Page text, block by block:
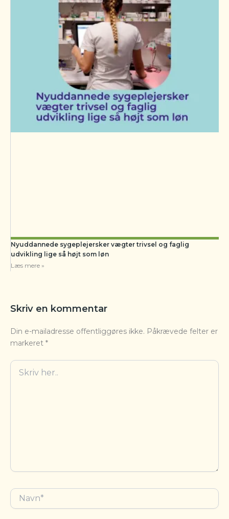
Nyuddannede sygeplejersker vægter trivsel og faglig
udvikling lige så højt som løn
Læs mere »
Skriv en kommentar
Din e-mailadresse offentliggøres ikke. Påkrævede felter er
markeret *
Skriv
her..
Navn*